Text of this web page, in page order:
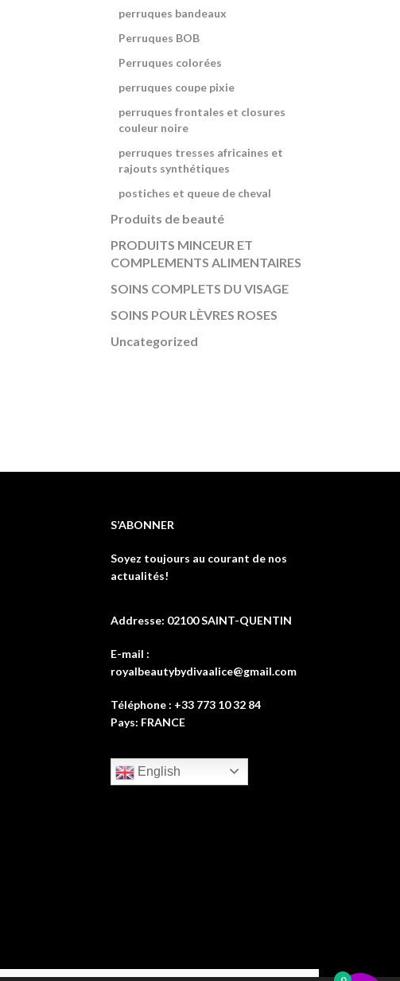
perruques bandeaux
Perruques BOB
Perruques colorées
perruques coupe pixie
perruques frontales et closures
couleur noire
perruques tresses africaines et
rajouts synthétiques
postiches et queue de cheval
Produits de beauté
PRODUITS MINCEUR ET
COMPLEMENTS ALIMENTAIRES
SOINS COMPLETS DU VISAGE
SOINS POUR LÈVRES ROSES
Uncategorized
S’ABONNER
Soyez toujours au courant de nos
actualités!
Addresse: 02100 SAINT-QUENTIN
E-mail :
royalbeautybydivaalice@gmail.com
Téléphone : +33 773 10 32 84
Pays: FRANCE
English